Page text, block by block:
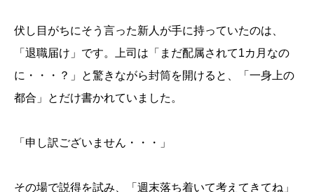
伏し目がちにそう言った新人が手に持っていたのは、
「退職届け」です。上司は「まだ配属されて1カ月なの
に・・・？」と驚きながら封筒を開けると、「一身上の
都合」とだけ書かれていました。
「申し訳ございません・・・」
その場で説得を試み、「週末落ち着いて考えてきてね」